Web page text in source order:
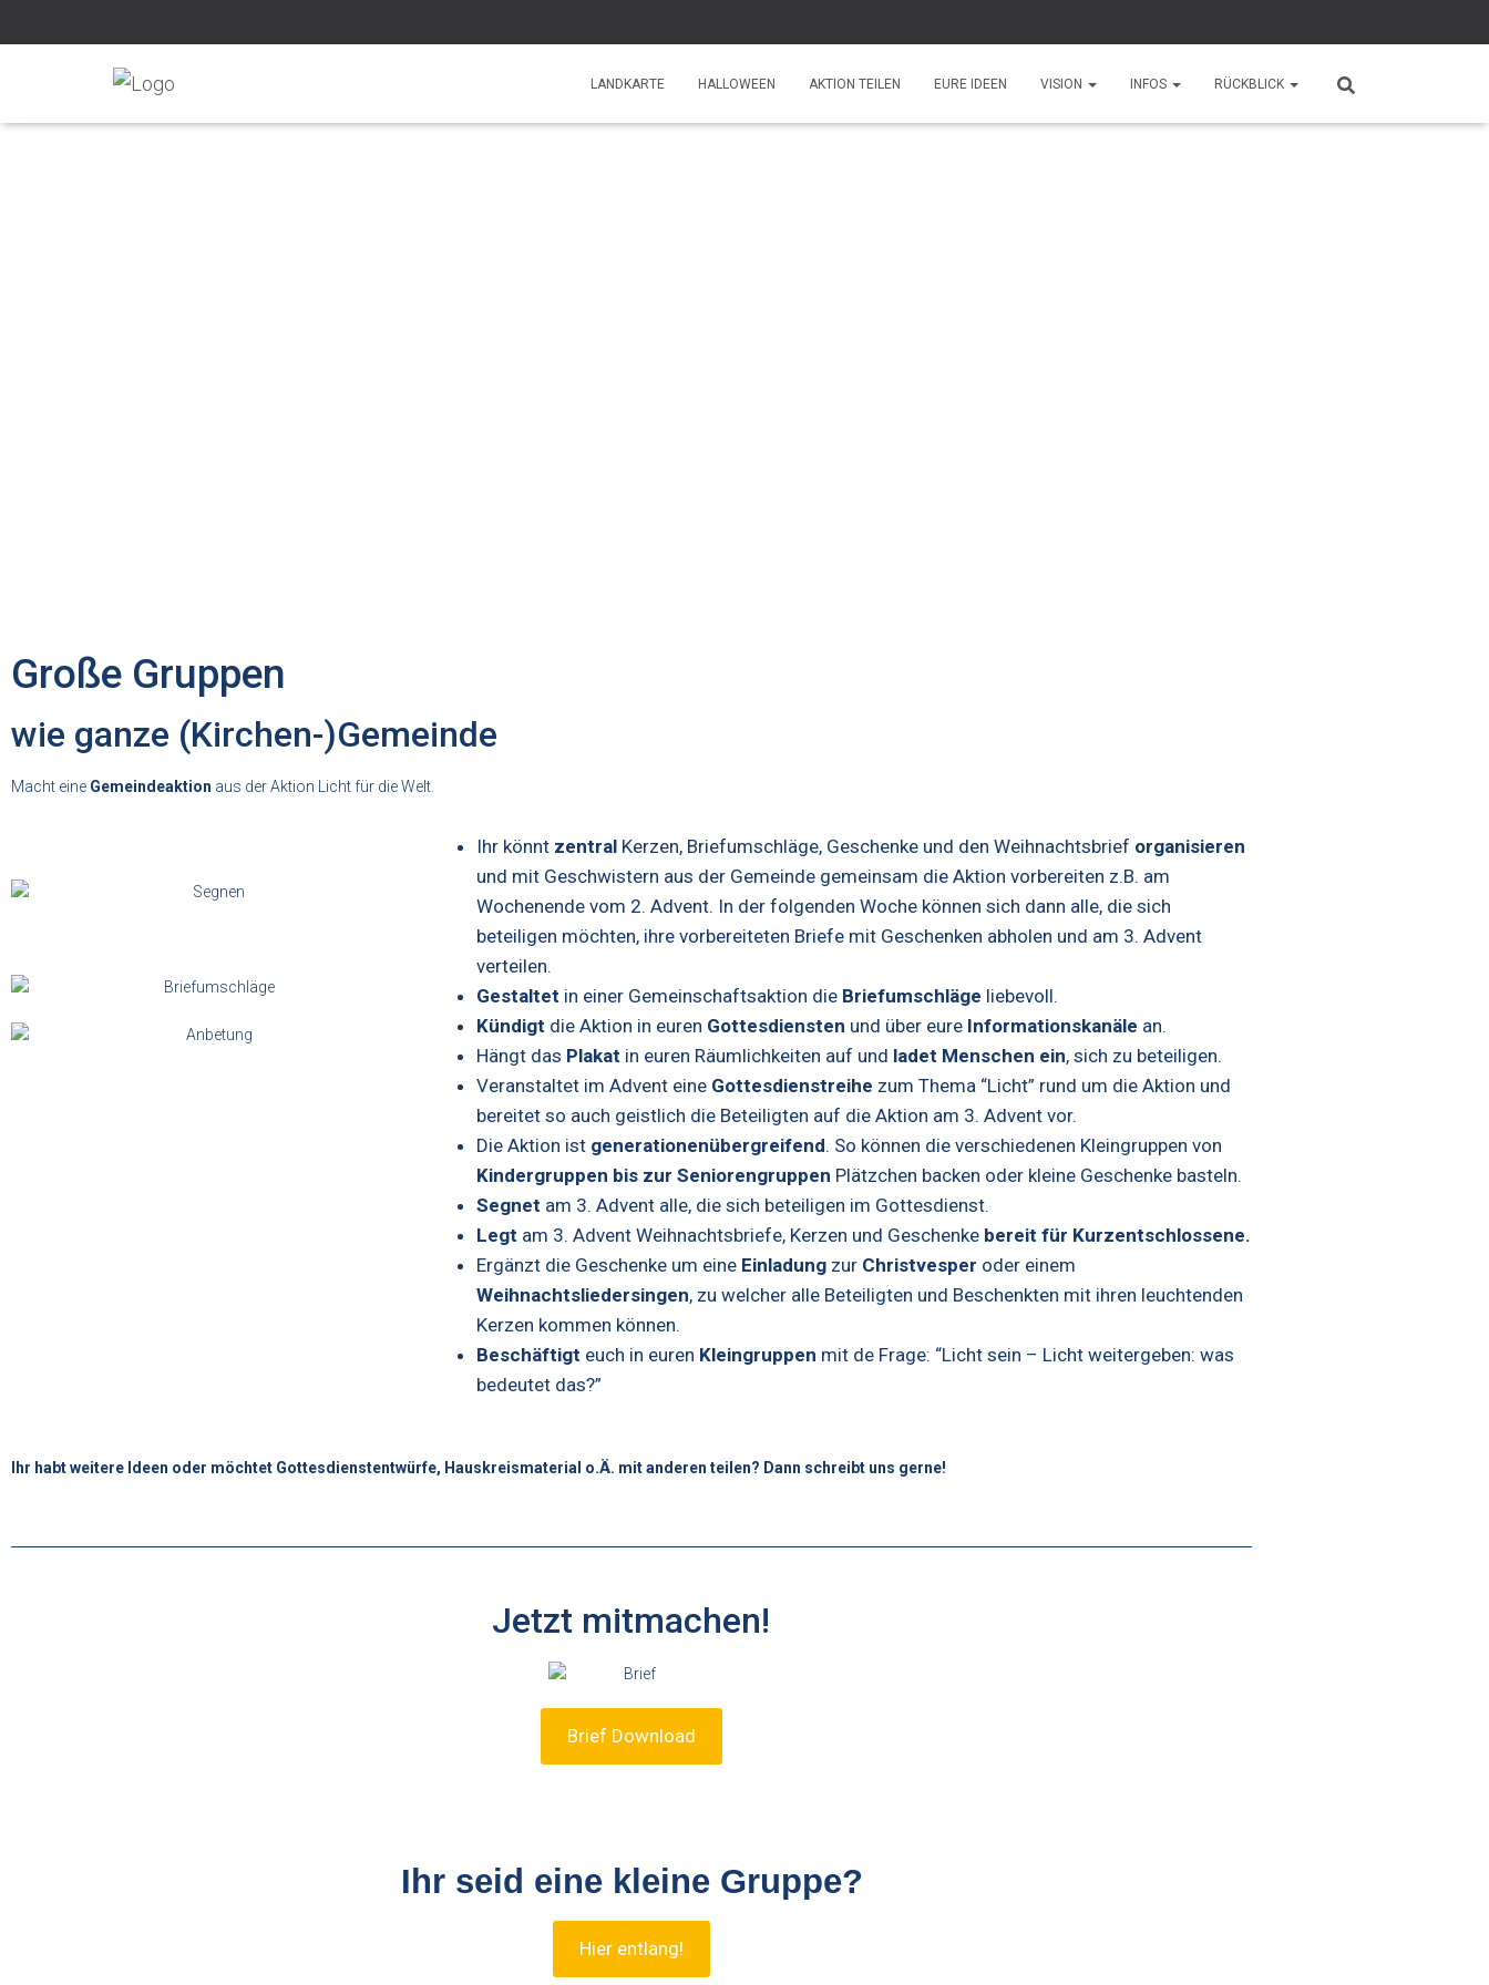
LANDKARTE HALLOWEEN AKTION TEILEN EURE IDEEN VISION INFOS RÜCKBLICK
Große Gruppen
wie ganze (Kirchen-)Gemeinde
Macht eine Gemeindeaktion aus der Aktion Licht für die Welt.
Ihr könnt zentralKerzen, Briefumschläge, Geschenke und den Weihnachtsbrief organisieren
und mit Geschwistern aus der Gemeinde gemeinsam die Aktion vorbereiten z.B. am
Wochenende vom 2. Advent. In der folgenden Woche können sich dann alle, die sich
beteiligen möchten, ihre vorbereiteten Briefe mit Geschenken abholen und am 3. Advent
verteilen.
Gestaltet in einer Gemeinschaftsaktion die Briefumschläge liebevoll.
Kündigt die Aktion in euren Gottesdiensten und über eure Informationskanäle an.
Hängt das Plakat in euren Räumlichkeiten auf und ladet Menschen ein, sich zu beteiligen.
Veranstaltet im Advent eine Gottesdienstreihe zum Thema “Licht” rund um die Aktion und
bereitet so auch geistlich die Beteiligten auf die Aktion am 3. Advent vor.
Die Aktion ist generationenübergreifend. So können die verschiedenen Kleingruppen von
Kindergruppen bis zur Seniorengruppen Plätzchen backen oder kleine Geschenke basteln.
Segnet am 3. Advent alle, die sich beteiligen im Gottesdienst.
Legt am 3. Advent Weihnachtsbriefe, Kerzen und Geschenke bereit für Kurzentschlossene.
Ergänzt die Geschenke um eine Einladungzur Christvesper oder einem
Weihnachtsliedersingen, zu welcher alle Beteiligten und Beschenkten mit ihren leuchtenden
Kerzen kommen können.
Beschäftigt euch in euren Kleingruppen mit de Frage: “Licht sein – Licht weitergeben: was
bedeutet das?”
Ihr habt weitere Ideen oder möchtet Gottesdienstentwürfe, Hauskreismaterial o.Ä. mit anderen teilen? Dann schreibt uns gerne!
Jetzt mitmachen!
Brief Download
Ihr seid eine kleine Gruppe?
Hier entlang!